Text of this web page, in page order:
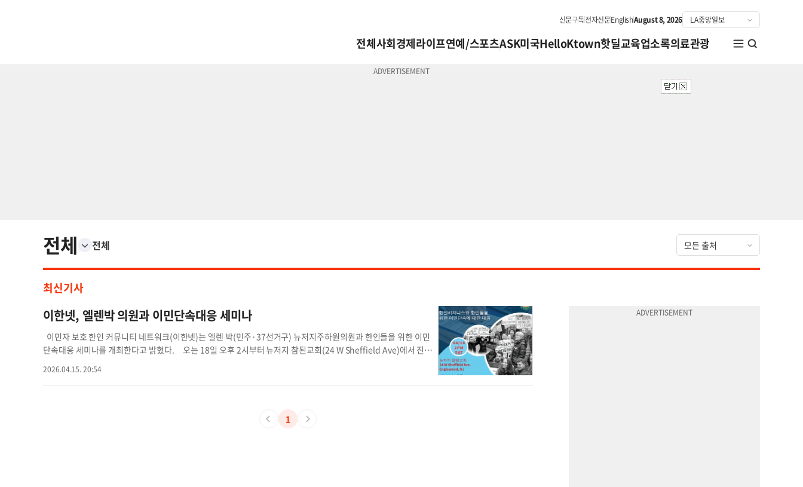
신문구독전자신문EnglishAugust 8, 2026
전체사회경제라이프연예/스포츠ASK미국HelloKtown핫딜교육업소록의료관광
전체 전체
최신기사
이한넷, 엘렌박 의원과 이민단속대응 세미나
이민자 보호 한인 커뮤니티 네트워크(이한넷)는 엘렌 박(민주·37선거구) 뉴저지주하원의원과 한인들을 위한 이민
단속대응 세미나를 개최한다고 밝혔다. 오는 18일 오후 2시부터 뉴저지 참된교회(24 W Sheffield Ave)에서 진행
를 진행할 예정이다. 또 현재 이민정세, 이민단속 요원들이 영업장과 가정을 방문했을 때의 대처법, I-9 작성과 작성
시 주의할 점, 만약 이민단속 요원들에게 체포됐을 경우 절차 등에 대해서도 설명할 예정이다. 참석자들은 전문가들
이민단속대응 엘렌박 이민단속대응 세미나 세미나 관련 엘렌박 의원
2026.04.15. 20:54
1